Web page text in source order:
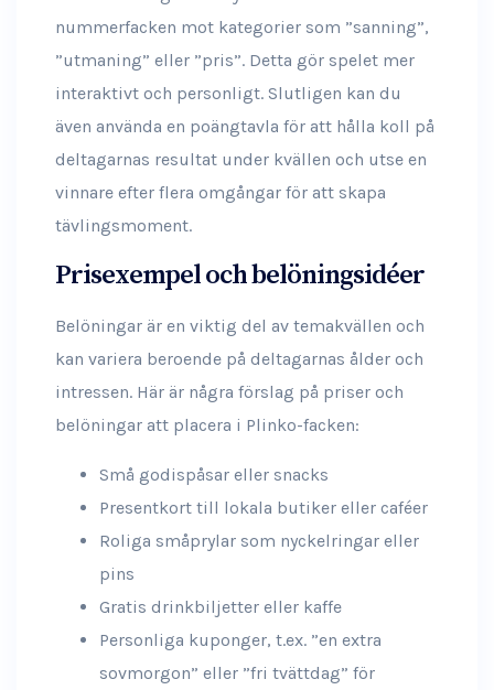
nummerfacken mot kategorier som ”sanning”,
”utmaning” eller ”pris”. Detta gör spelet mer
interaktivt och personligt. Slutligen kan du
även använda en poängtavla för att hålla koll på
deltagarnas resultat under kvällen och utse en
vinnare efter flera omgångar för att skapa
tävlingsmoment.
Prisexempel och belöningsidéer
Belöningar är en viktig del av temakvällen och
kan variera beroende på deltagarnas ålder och
intressen. Här är några förslag på priser och
belöningar att placera i Plinko-facken:
Små godispåsar eller snacks
Presentkort till lokala butiker eller caféer
Roliga småprylar som nyckelringar eller
pins
Gratis drinkbiljetter eller kaffe
Personliga kuponger, t.ex. ”en extra
sovmorgon” eller ”fri tvättdag” för